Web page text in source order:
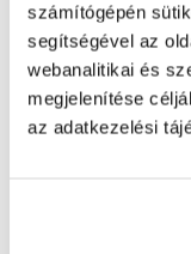
számítógépén
segítségével az
webanalitikai és
megjelenítése
az adatkezelési